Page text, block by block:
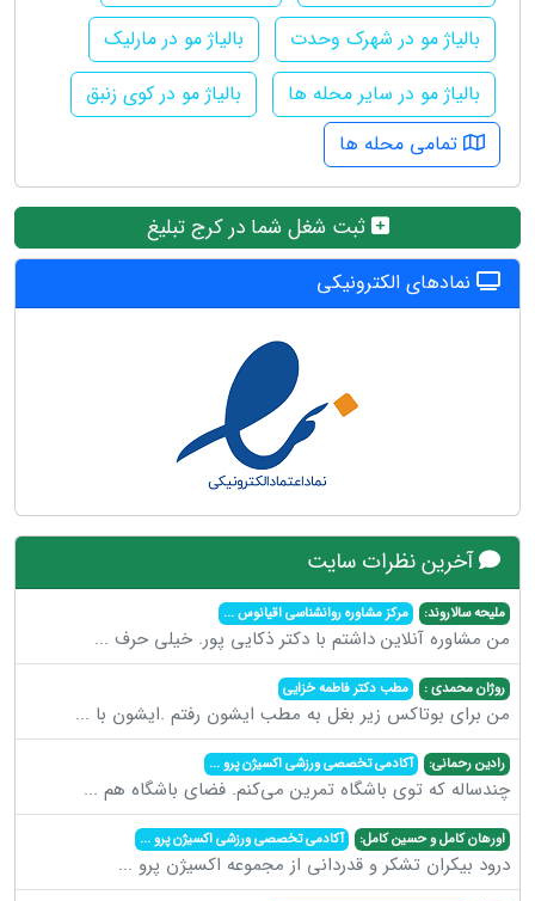
بالیاژ مو در شهرک وحدت
بالیاژ مو در مارلیک
بالیاژ مو در سایر محله ها
بالیاژ مو در کوی زنبق
تمامی محله ها
ثبت شغل شما در کرج تبلیغ
نمادهای الکترونیکی
آخرین نظرات سایت
ملیحه سالاروند: مرکز مشاوره روانشناسی اقیانوس...
من مشاوره آنلاین داشتم با دکتر ذکایی پور. خیلی حرف ...
روژان محمدی : مطب دکتر فاطمه خزایی
من برای بوتاکس زیر بغل به مطب ایشون رفتم .ایشون با ...
رادین رحمانی: آکادمی تخصصی ورزشی اکسیژن پرو...
چندساله که توی باشگاه تمرین می‌کنم. فضای باشگاه هم ...
اورهان کامل و حسین کامل: آکادمی تخصصی ورزشی اکسیژن پرو...
درود بیکران تشکر و قدردانی از مجموعه اکسیژن پرو ...